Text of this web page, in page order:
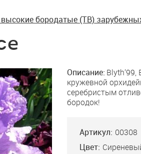
бородатые (TB)
Описание:
кружевной
серебристым
бородок!
Артикул: 00308
Цвет: